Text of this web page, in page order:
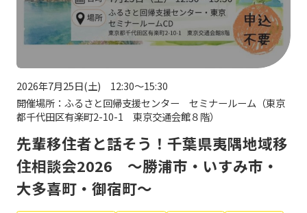
2026年7月25日(土) 12:30～15:30
開催場所：ふるさと回帰支援センター セミナールーム（東京
都千代田区有楽町2-10-1 東京交通会館８階）
先輩移住者と話そう！千葉県夷隅地域移
住相談会2026 ～勝浦市・いすみ市・
大多喜町・御宿町～